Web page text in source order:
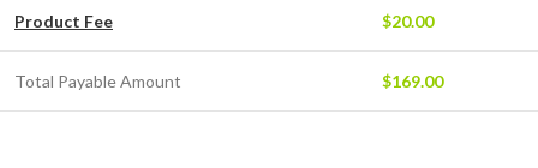
Product Fee $20.00
Total Payable Amount $169.00